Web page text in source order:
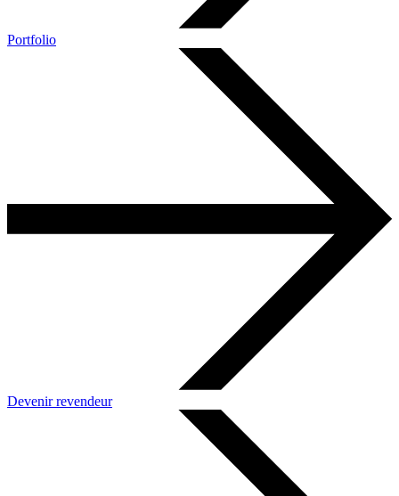
Portfolio
Devenir revendeur